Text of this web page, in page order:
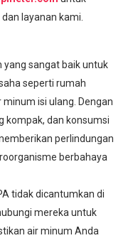
layanan kami.
yang sangat baik untuk
seperti rumah
isi ulang. Dengan
kompak, dan konsumsi
perlindungan
berbahaya
tidak dicantumkan di
mereka untuk
air minum Anda